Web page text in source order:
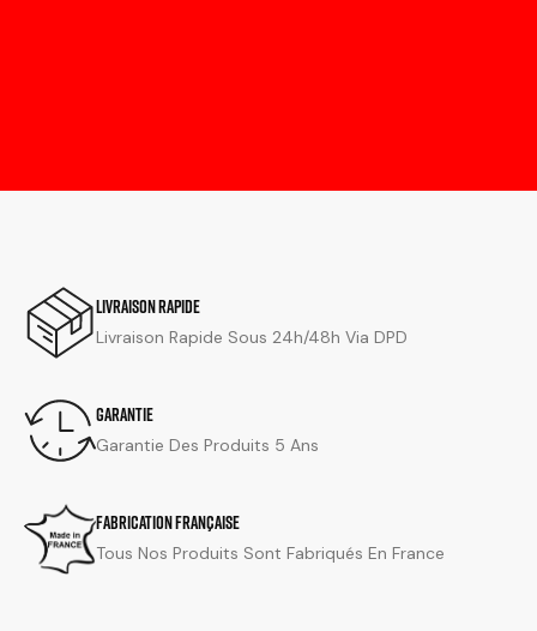
Livraison Rapide
Livraison Rapide Sous 24h/48h Via DPD
Garantie
Garantie Des Produits 5 Ans
Fabrication Française
Tous Nos Produits Sont Fabriqués En France